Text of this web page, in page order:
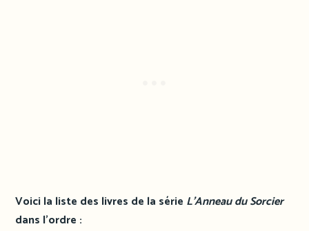
Voici la liste des livres de la série L’Anneau du Sorcier
dans l’ordre :